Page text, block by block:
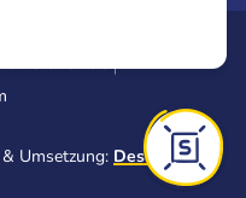
Umsetzung: Designtoasty